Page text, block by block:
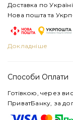
Доставка по
Нова пошта та
Докладніше
Способи Оплати
Готівкою, через
ПриватБанку, за